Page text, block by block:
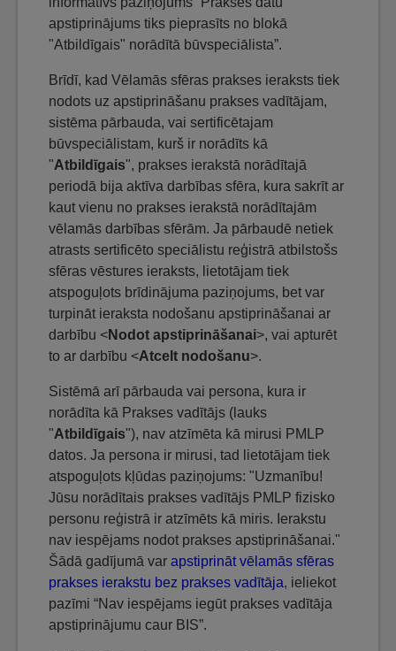
apstiprinājums tiks pieprasīts no blokā
"Atbildīgais" norādītā būvspeciālista”.
Brīdī, kad Vēlamās sfēras prakses ieraksts tiek
nodots uz apstiprināšanu prakses vadītājam,
sistēma pārbauda, vai sertificētajam
būvspeciālistam, kurš ir norādīts kā
"Atbildīgais", prakses ierakstā norādītajā
periodā bija aktīva darbības sfēra, kura sakrīt ar
kaut vienu no prakses ierakstā norādītajām
vēlamās darbības sfērām. Ja pārbaudē netiek
atrasts sertificēto speciālistu reģistrā atbilstošs
sfēras vēstures ieraksts, lietotājam tiek
atspoguļots brīdinājuma paziņojums, bet var
turpināt ieraksta nodošanu apstiprināšanai ar
darbību <Nodot apstiprināšanai>, vai apturēt
to ar darbību <Atcelt nodošanu>.
Sistēmā arī pārbauda vai persona, kura ir
norādīta kā Prakses vadītājs (lauks
"Atbildīgais"), nav atzīmēta kā mirusi PMLP
datos. Ja persona ir mirusi, tad lietotājam tiek
atspoguļots kļūdas paziņojums: "Uzmanību!
Jūsu norādītais prakses vadītājs PMLP fizisko
personu reģistrā ir atzīmēts kā miris. Ierakstu
nav iespējams nodot prakses apstiprināšanai."
Šādā gadījumā var apstiprināt vēlamās sfēras
prakses ierakstu bez prakses vadītāja, ieliekot
pazīmi “Nav iespējams iegūt prakses vadītāja
apstiprinājumu caur BIS”.